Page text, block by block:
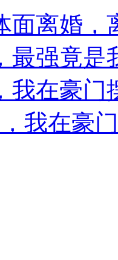
面离婚，
最强竟是
我在豪门
我在豪